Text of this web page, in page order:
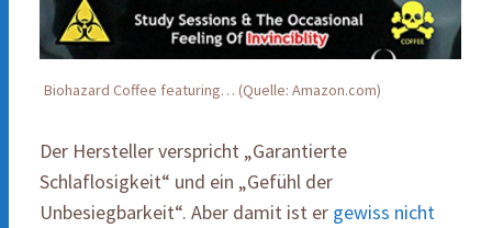
Biohazard Coffee featuring… (Quelle: Amazon.com)
Der Hersteller verspricht „Garantierte
Schlaflosigkeit“ und ein „Gefühl der
Unbesiegbarkeit“. Aber damit ist er gewiss nicht